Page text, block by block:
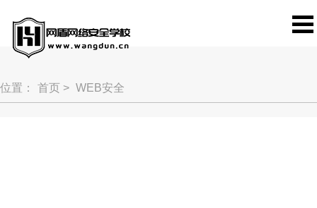
位置： 首页 > WEB安全